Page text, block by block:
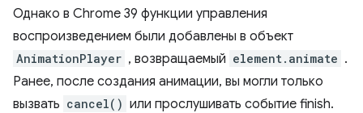
Однако в Chrome 39 функции управления
воспроизведением были добавлены в объект
AnimationPlayer , возвращаемый element.animate .
Ранее, после создания анимации, вы могли только
вызвать cancel() или прослушивать событие finish.